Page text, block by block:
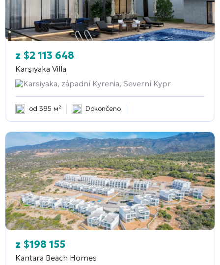
z $2 113 648
Karşıyaka Villa
Karsiyaka, západní Kyrenia, Severní Kypr
od 385 м² Dokončeno
z $198 155
Kantara Beach Homes